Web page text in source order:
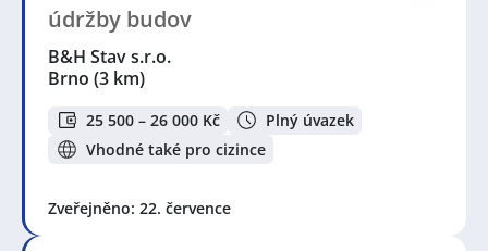
údržby budov
B&H Stav s.r.o.
Brno (3 km)
25 500 – 26 000 Kč
Plný úvazek
Vhodné také pro cizince
Zveřejněno: 22. července